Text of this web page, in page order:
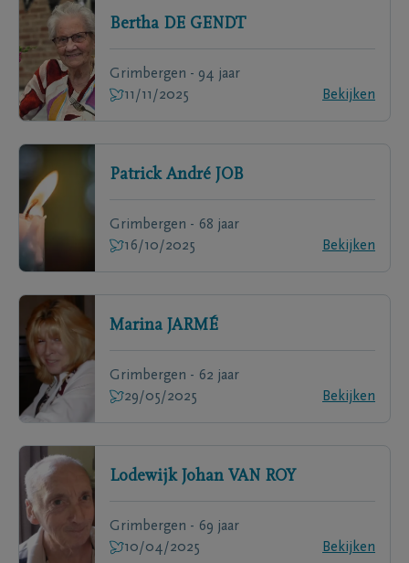
Bertha DE GENDT
Grimbergen - 94 jaar
11/11/2025
Bekijken
Patrick André JOB
Grimbergen - 68 jaar
16/10/2025
Bekijken
Marina JARMÉ
Grimbergen - 62 jaar
29/05/2025
Bekijken
Lodewijk Johan VAN ROY
Grimbergen - 69 jaar
10/04/2025
Bekijken